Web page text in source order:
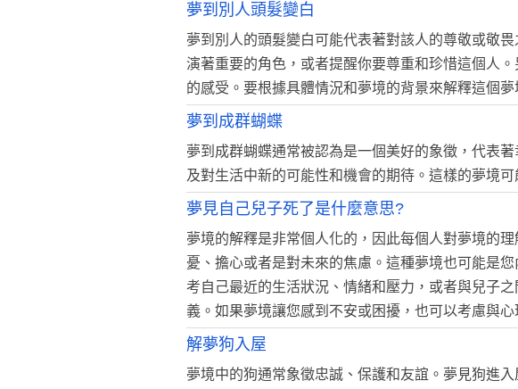
夢到別人頭髮變白
夢到別人的頭髮變白可能代表著對該人的尊敬或敬
演著重要的角色，或者提醒你要尊重和珍惜這個人
的感受。要根據具體情況和夢境的背景來解釋這個夢
夢到成群蝴蝶
夢到成群蝴蝶通常被認為是一個美好的象徵，代表
及對生活中新的可能性和機會的期待。這樣的夢境
夢見自己兒子死了是什麼意思?
夢境的解釋是非常個人化的，因此每個人對夢境的
憂、擔心或者是對未來的焦慮。這種夢境也可能是
考自己最近的生活狀況、情緒和壓力，或者與兒子
義。如果夢境讓您感到不安或困擾，也可以考慮與
解夢狗入屋
夢境中的狗通常象徵忠誠、保護和友誼。夢見狗進